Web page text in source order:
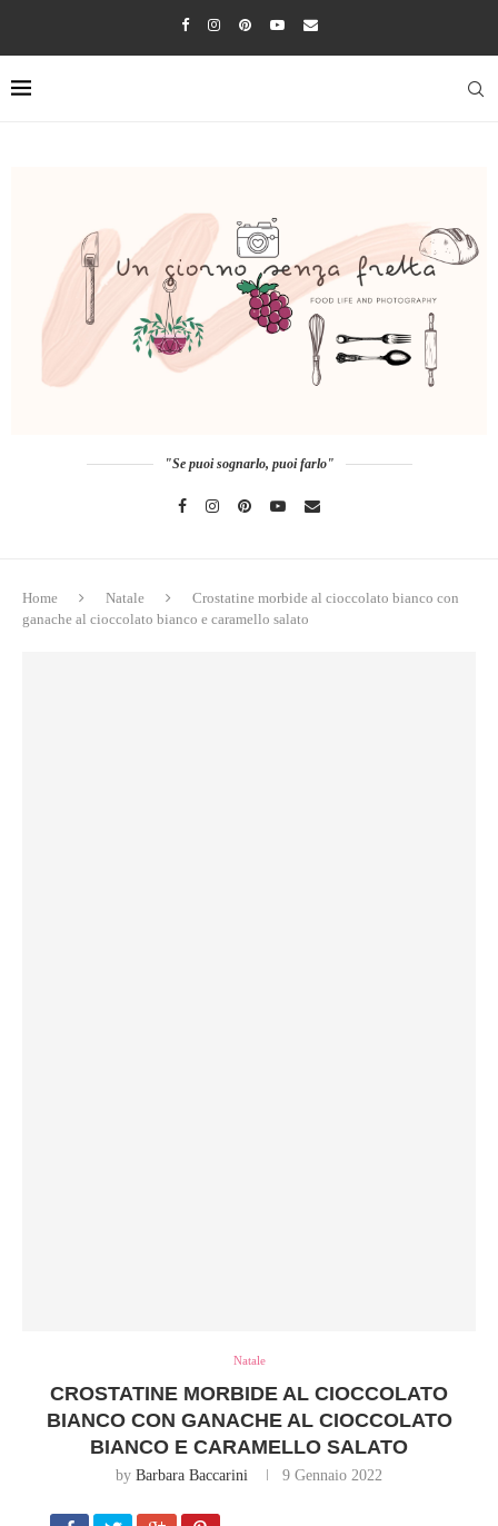
"Se puoi sognarlo, puoi farlo"
Home Natale
Crostatine morbide al cioccolato bianco con
ganache al cioccolato bianco e caramello salato
Natale
CROSTATINE MORBIDE AL CIOCCOLATO
BIANCO CON GANACHE AL CIOCCOLATO
BIANCO E CARAMELLO SALATO
by Barbara Baccarini 9 Gennaio 2022